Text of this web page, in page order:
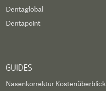
Dentaglobal
Dentapoint
GUIDES
Nasenkorrektur Kostenüberblick